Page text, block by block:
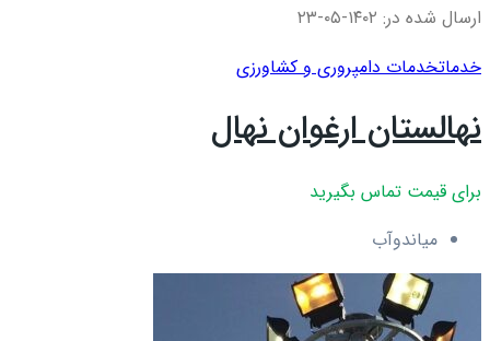
ارسال شده در: ۱۴۰۲-۰۵-۲۳
خدماتخدمات دامپروری و کشاورزی
نهالستان ارغوان نهال
برای قیمت تماس بگیرید
میاندوآب